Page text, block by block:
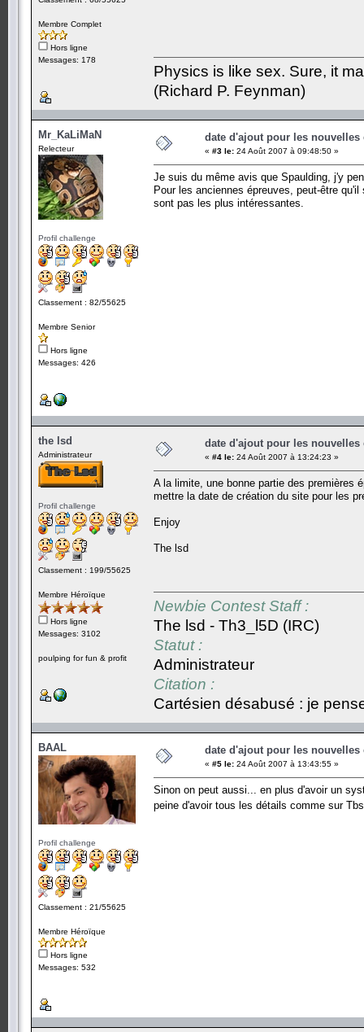
Membre Complet
Hors ligne
Messages: 178
Physics is like sex. Sure, it
(Richard P. Feynman)
Mr_KaLiMaN
Relecteur
Profil challenge
Classement : 82/55625
Membre Senior
Hors ligne
Messages: 426
date d'ajout pour les nouvelles
« #3 le: 24 Août 2007 à 09:48:50 »
Je suis du même avis que Spaulding, j'y
Pour les anciennes épreuves, peut-être
sont pas les plus intéressantes.
the lsd
Administrateur
Profil challenge
Classement : 199/55625
Membre Héroïque
Hors ligne
Messages: 3102
poulping for fun & profit
date d'ajout pour les nouvelles
« #4 le: 24 Août 2007 à 13:24:23 »
A la limite, une bonne partie des premières
mettre la date de création du site pour les
Enjoy
The lsd
Newbie Contest Staff :
The lsd - Th3_l5D (IRC)
Statut :
Administrateur
Citation :
Cartésien désabusé : je
BAAL
Profil challenge
Classement : 21/55625
Membre Héroïque
Hors ligne
Messages: 532
date d'ajout pour les nouvelles
« #5 le: 24 Août 2007 à 13:43:55 »
Sinon on peut aussi... en plus d'avoir un
peine d'avoir tous les détails comme sur